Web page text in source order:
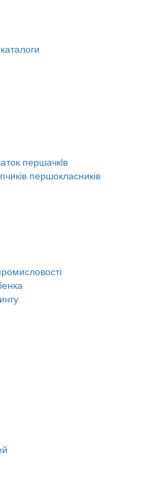
першачкiв
першокласників